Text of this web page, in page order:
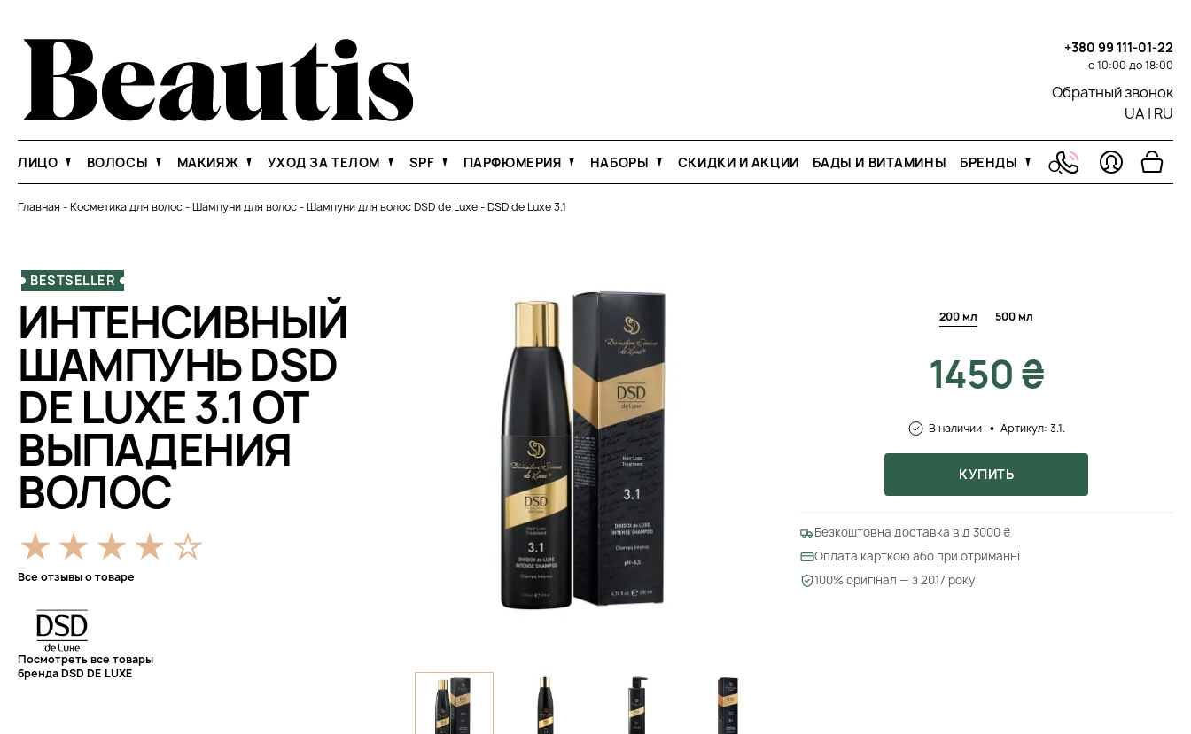
+380 99 111-01-22
с 10:00 до 18:00
Обратный звонок
UA | RU
ЛИЦО ВОЛОСЫ МАКИЯЖ УХОД ЗА ТЕЛОМ SPF ПАРФЮМЕРИЯ НАБОРЫ СКИДКИ И АКЦИИ БАДЫ И ВИТАМИНЫ БРЕНДЫ
Главная -Косметика для волос-Шампуни для волос-Шампуни для волос DSD de Luxe-DSD de Luxe 3.1
BESTSELLER
ИНТЕНСИВНЫЙ
ШАМПУНЬ DSD
DE LUXE 3.1 ОТ
ВЫПАДЕНИЯ
ВОЛОС
Все отзывы о товаре
Посмотреть все товары
бренда DSD DE LUXE
200 мл 500 мл
1450 ₴
В наличии Артикул: 3.1.
КУПИТЬ
Безкоштовна доставка від 3000 ₴
Оплата карткою або при отриманні
100% оригінал — з 2017 року